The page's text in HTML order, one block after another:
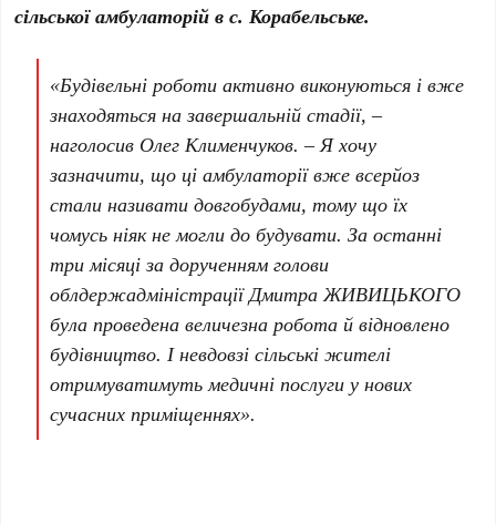
сільської амбулаторій в с. Корабельське.
«Будівельні роботи активно виконуються і вже
знаходяться на завершальній стадії, –
наголосив Олег Клименчуков. – Я хочу
зазначити, що ці амбулаторії вже всерйоз
стали називати довгобудами, тому що їх
чомусь ніяк не могли до будувати. За останні
три місяці за дорученням голови
облдержадміністрації Дмитра ЖИВИЦЬКОГО
була проведена величезна робота й відновлено
будівництво. І невдовзі сільські жителі
отримуватимуть медичні послуги у нових
сучасних приміщеннях».